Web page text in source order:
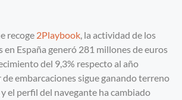
recoge 2Playbook, la actividad de los
España generó 281 millones de euros
del 9,3% respecto al año
embarcaciones sigue ganando terreno
el perfil del navegante ha cambiado